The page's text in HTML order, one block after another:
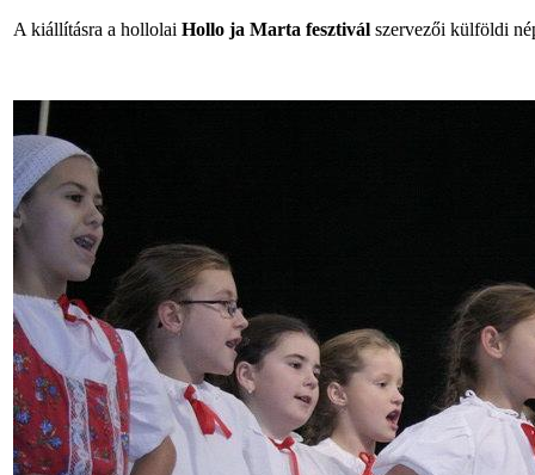
A kiállításra a hollolai Hollo ja Marta fesztivál szervezői külföldi